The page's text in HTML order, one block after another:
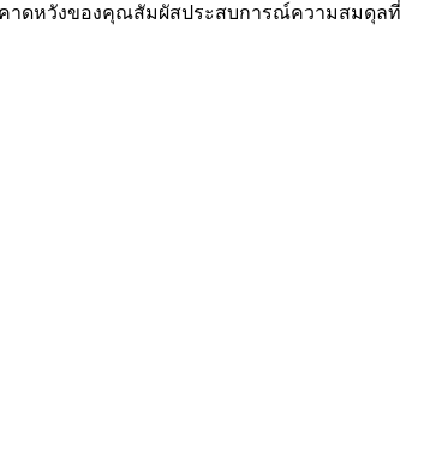
คาดหวังของคุณสัมผัสประสบการณ์ความสมดุลที่